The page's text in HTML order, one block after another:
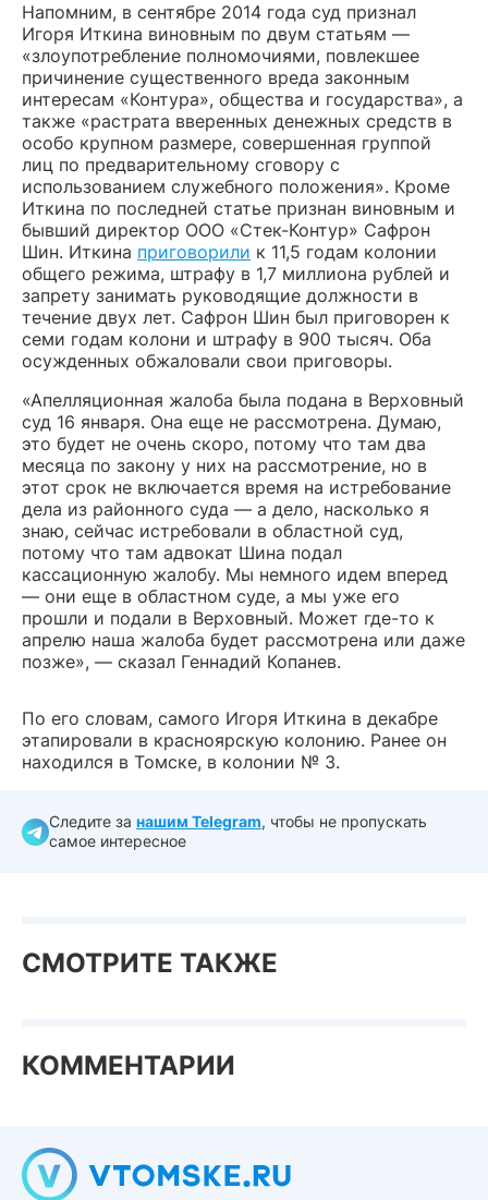
Напомним, в сентябре 2014 года суд признал
Игоря Иткина виновным по двум статьям —
«злоупотребление полномочиями, повлекшее
причинение существенного вреда законным
интересам «Контура», общества и государства», а
также «растрата вверенных денежных средств в
особо крупном размере, совершенная группой
лиц по предварительному сговору с
использованием служебного положения». Кроме
Иткина по последней статье признан виновным и
бывший директор ООО «Стек-Контур» Сафрон
Шин. Иткина приговорили к 11,5 годам колонии
общего режима, штрафу в 1,7 миллиона рублей и
запрету занимать руководящие должности в
течение двух лет. Сафрон Шин был приговорен к
семи годам колони и штрафу в 900 тысяч. Оба
осужденных обжаловали свои приговоры.
«Апелляционная жалоба была подана в Верховный
суд 16 января. Она еще не рассмотрена. Думаю,
это будет не очень скоро, потому что там два
месяца по закону у них на рассмотрение, но в
этот срок не включается время на истребование
дела из районного суда — а дело, насколько я
знаю, сейчас истребовали в областной суд,
потому что там адвокат Шина подал
кассационную жалобу. Мы немного идем вперед
— они еще в областном суде, а мы уже его
прошли и подали в Верховный. Может где-то к
апрелю наша жалоба будет рассмотрена или даже
позже», — сказал Геннадий Копанев.
По его словам, самого Игоря Иткина в декабре
этапировали в красноярскую колонию. Ранее он
находился в Томске, в колонии № 3.
Следите за нашим Telegram, чтобы не пропускать
самое интересное
СМОТРИТЕ ТАКЖЕ
КОММЕНТАРИИ